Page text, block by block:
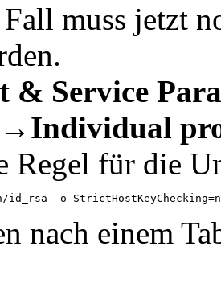
muss jetzt
& Service
→ Individual
Regel für die
id_rsa -o
nach einem